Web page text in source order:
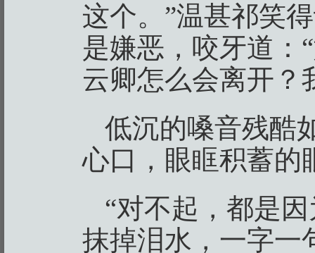
这个。”温甚祁笑
是嫌恶，咬牙道：
云卿怎么会离开？
低沉的嗓音残酷
心口，眼眶积蓄的
“对不起，都是
抹掉泪水，一字一